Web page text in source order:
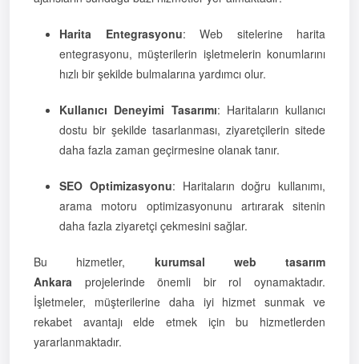
Harita Entegrasyonu: Web sitelerine harita
entegrasyonu, müşterilerin işletmelerin konumlarını
hızlı bir şekilde bulmalarına yardımcı olur.
Kullanıcı Deneyimi Tasarımı: Haritaların kullanıcı
dostu bir şekilde tasarlanması, ziyaretçilerin sitede
daha fazla zaman geçirmesine olanak tanır.
SEO Optimizasyonu: Haritaların doğru kullanımı,
arama motoru optimizasyonunu artırarak sitenin
daha fazla ziyaretçi çekmesini sağlar.
Bu hizmetler, kurumsal web tasarım
Ankara projelerinde önemli bir rol oynamaktadır.
İşletmeler, müşterilerine daha iyi hizmet sunmak ve
rekabet avantajı elde etmek için bu hizmetlerden
yararlanmaktadır.